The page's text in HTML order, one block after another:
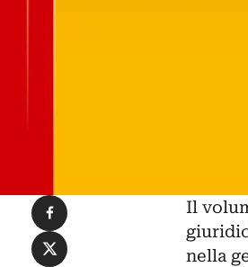
Il
nella
Condividi su Facebook
Condividi su X